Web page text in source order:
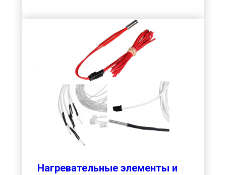
Нагревательные элементы и